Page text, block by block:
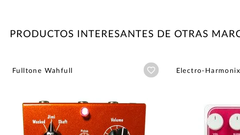
PRODUCTOS INTERESANTES DE OTRAS
Fulltone Wahfull Añadir a wishlist
Electro-